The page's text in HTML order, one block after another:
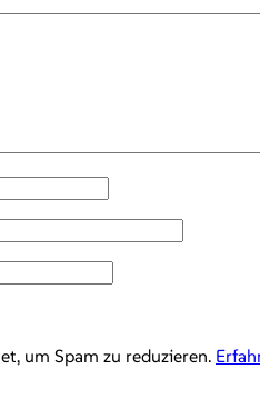
um Spam zu reduzieren.